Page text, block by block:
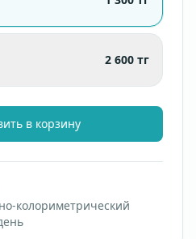
2 600 тг
в корзину
колориметрический